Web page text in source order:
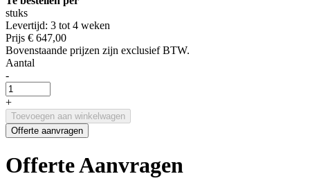
stuks
Levertijd: 3 tot 4 weken
Prijs € 647,00
Bovenstaande prijzen zijn exclusief BTW.
Aantal
-
+
Toevoegen aan winkelwagen
Offerte aanvragen
Offerte Aanvragen